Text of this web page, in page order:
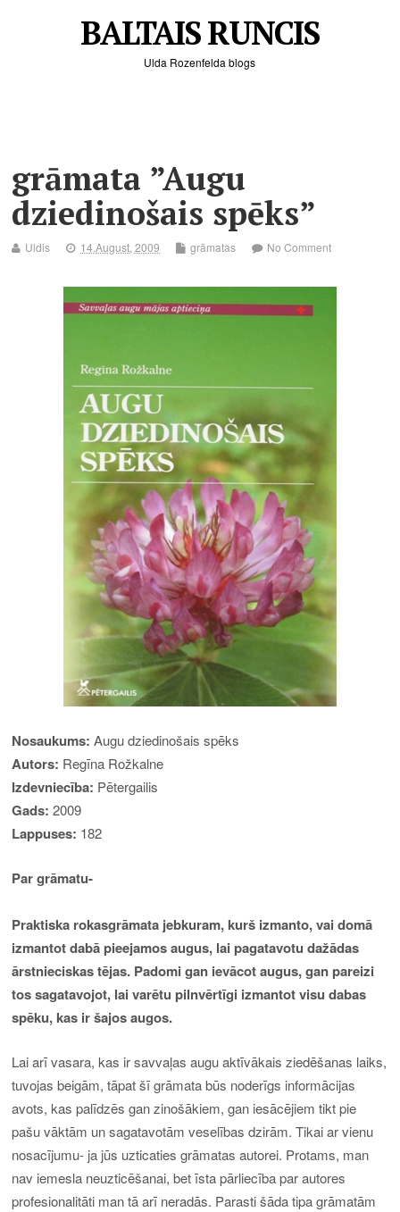
BALTAIS RUNCIS
Ulda Rozenfelda blogs
grāmata ”Augu
dziedinošais spēks”
Uldis 14.August, 2009 grāmatas No Comment
Nosaukums: Augu dziedinošais spēks
Autors: Regīna Rožkalne
Izdevniecība: Pētergailis
Gads: 2009
Lappuses: 182
Par grāmatu-
Praktiska rokasgrāmata jebkuram, kurš izmanto, vai domā
izmantot dabā pieejamos augus, lai pagatavotu dažādas
ārstnieciskas tējas. Padomi gan ievācot augus, gan pareizi
tos sagatavojot, lai varētu pilnvērtīgi izmantot visu dabas
spēku, kas ir šajos augos.
Lai arī vasara, kas ir savvaļas augu aktīvākais ziedēšanas laiks,
tuvojas beigām, tāpat šī grāmata būs noderīgs informācijas
avots, kas palīdzēs gan zinošākiem, gan iesācējiem tikt pie
pašu vāktām un sagatavotām veselības dzirām. Tikai ar vienu
nosacījumu- ja jūs uzticaties grāmatas autorei. Protams, man
nav iemesla neuzticēšanai, bet īsta pārliecība par autores
profesionalitāti man tā arī neradās. Parasti šāda tipa grāmatām